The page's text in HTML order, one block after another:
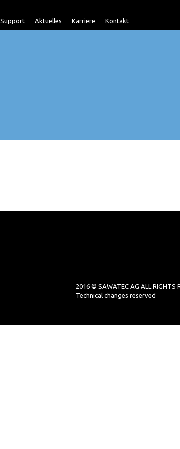
Support Aktuelles Karriere Kontakt
2016 © SAWATEC AG ALL RIGHTS
Technical changes reserved